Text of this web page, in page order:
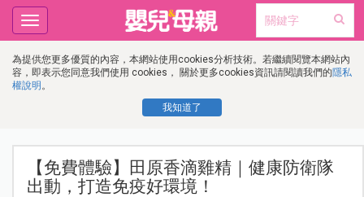
為提供您更多優質的內容，本網站使用cookies分析技術。若繼續閱覽本網站內
容，即表示您同意我們使用 cookies， 關於更多cookies資訊請閱讀我們的隱私
權說明 。
我知道了
Toggle
navigation
【免費體驗】田原香滴雞精｜健康防衛隊
出動，打造免疫好環境！